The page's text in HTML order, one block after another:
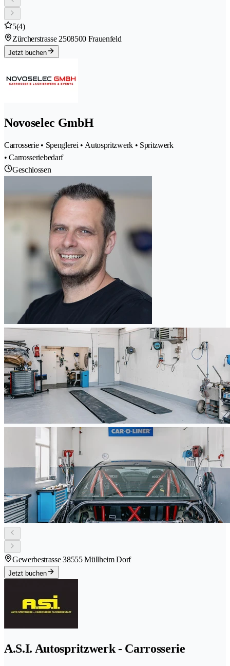
5(4)
Zürcherstrasse 2508500 Frauenfeld
Jetzt buchen
Novoselec GmbH
Carrosserie • Spenglerei • Autospritzwerk • Spritzwerk
• Carrosseriebedarf
Geschlossen
Gewerbestrasse 38555 Müllheim Dorf
Jetzt buchen
A.S.I. Autospritzwerk - Carrosserie